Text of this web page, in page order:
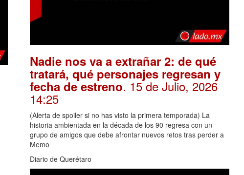
Nadie nos va a extrañar 2: de qué
tratará, qué personajes regresan y
fecha de estreno. 15 de Julio, 2026
14:25
(Alerta de spoiler si no has visto la primera temporada) La
historia ambientada en la década de los 90 regresa con un
grupo de amigos que debe afrontar nuevos retos tras perder a
Memo
Diario de Querétaro